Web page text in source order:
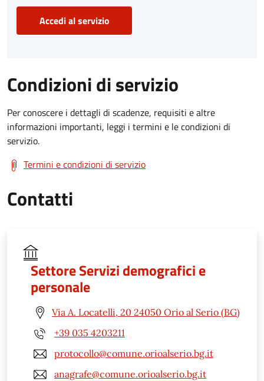
Accedi al servizio
Condizioni di servizio
Per conoscere i dettagli di scadenze, requisiti e altre
informazioni importanti, leggi i termini e le condizioni di
servizio.
Termini e condizioni di servizio
Contatti
Settore Servizi demografici e
personale
Via A. Locatelli, 20 24050 Orio al Serio (BG)
+39 035 4203211
protocollo@comune.orioalserio.bg.it
anagrafe@comune.orioalserio.bg.it